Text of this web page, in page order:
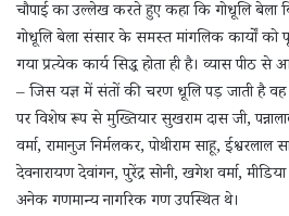
चौपाई का उल्लेख करते हुए कहा कि गोधूलि
गोधूलि बेला संसार के समस्त मांगलिक कार्यों को
गया प्रत्येक कार्य सिद्ध होता ही है। व्यास पीठ
– जिस यज्ञ में संतों की चरण धूलि पड़ जाती है
पर विशेष रूप से मुख्तियार सुखराम दास जी,
वर्मा, रामानुज निर्मलकर, पोथीराम साहू, ईश्वरलाल
देवनारायण देवांगन, पुरेंद्र सोनी, खगेश वर्मा,
अनेक गणमान्य नागरिक गण उपस्थित थे।